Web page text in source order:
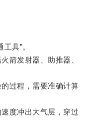
具”。
发射器、助推器、
过程，需要准确计算
度冲出大气层，穿过